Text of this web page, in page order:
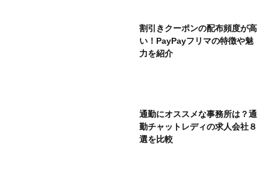
割引きクーポンの配布頻度が高
い！PayPayフリマの特徴や魅
力を紹介
通勤にオススメな事務所は？通
勤チャットレディの求人会社８
選を比較